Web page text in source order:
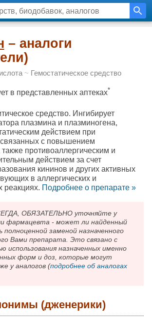
– аналоги
~ Гемостатическое средство
в представленных аптеках*
средство. Ингибирует
плазмина и плазминогена,
действием при
связанных с повышением
противоаллергическим и
действием за счет
кининов и других активных
в аллергических и
реакциях. Подробнee о препарате »
ОБЯЗАТЕЛЬНО уточняйте у
фармацевта - может ли найденный
полноценной заменой назначенного
Вами препарата. Это связано с
использования назначенных именно
форм и доз, которые могут
у аналогов (подробнее об аналогах
(дженерики)